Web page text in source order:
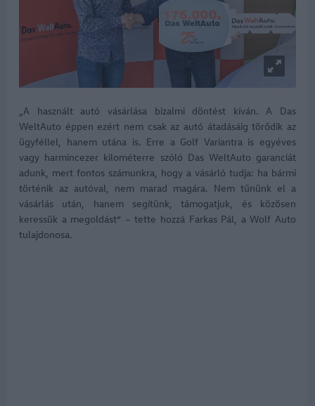
„A használt autó vásárlása bizalmi döntést kíván. A Das
WeltAuto éppen ezért nem csak az autó átadásáig törődik az
ügyféllel, hanem utána is. Erre a Golf Variantra is egyéves
vagy harmincezer kilométerre szóló Das WeltAuto garanciát
adunk, mert fontos számunkra, hogy a vásárló tudja: ha bármi
történik az autóval, nem marad magára. Nem tűnünk el a
vásárlás után, hanem segítünk, támogatjuk, és közösen
keressük a megoldást” – tette hozzá Farkas Pál, a Wolf Auto
tulajdonosa.